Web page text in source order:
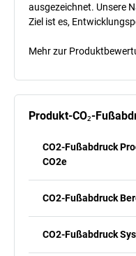
ausgezeichnet. Unsere
Ziel ist es,
Mehr zur
Produkt-CO₂-
CO2-Fußabdruck
CO2e
CO2-Fußabdruck
CO2-Fußabdruck